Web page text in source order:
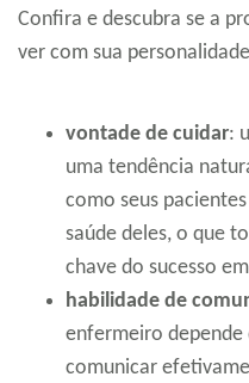
Confira e descubra se a
ver com sua
vontade de cuidar:
uma tendência
como seus
saúde deles, o que
chave do sucesso
habilidade de
enfermeiro depende
comunicar